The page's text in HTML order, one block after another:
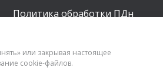
Политика обработки ПДн
info@dsspkazan.ru
или закрывая настоящее
cookie-файлов.